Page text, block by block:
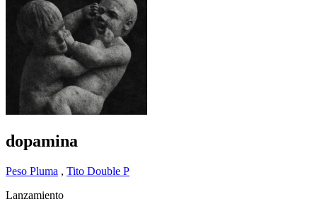
dopamina
Peso Pluma , Tito Double P
Lanzamiento